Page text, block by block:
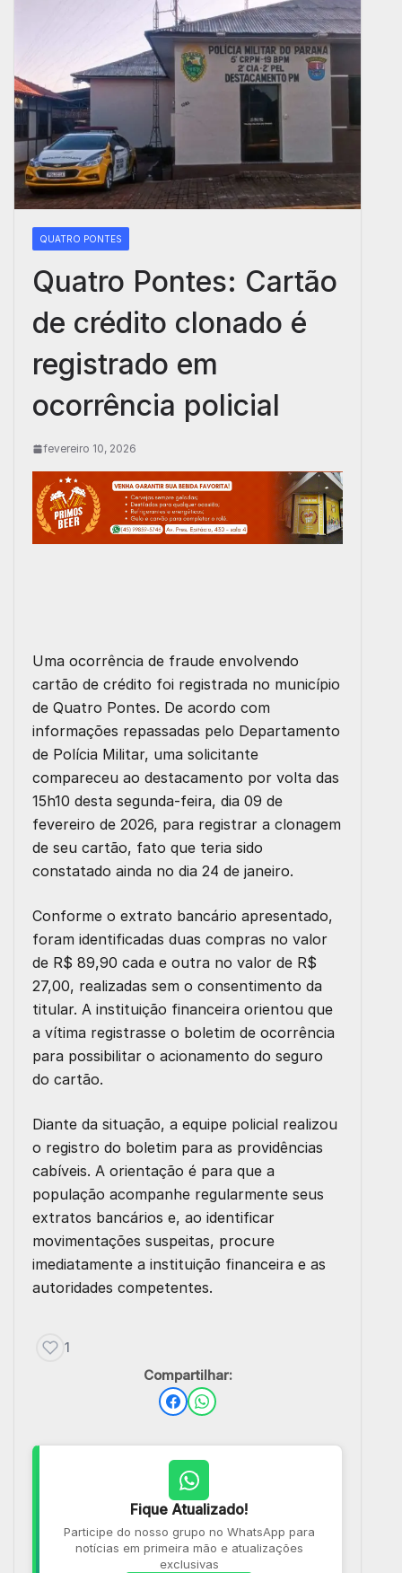
QUATRO PONTES
Quatro Pontes: Cartão
de crédito clonado é
registrado em
ocorrência policial
fevereiro 10, 2026
Uma ocorrência de fraude envolvendo
cartão de crédito foi registrada no município
de Quatro Pontes. De acordo com
informações repassadas pelo Departamento
de Polícia Militar, uma solicitante
compareceu ao destacamento por volta das
15h10 desta segunda-feira, dia 09 de
fevereiro de 2026, para registrar a clonagem
de seu cartão, fato que teria sido
constatado ainda no dia 24 de janeiro.
Conforme o extrato bancário apresentado,
foram identificadas duas compras no valor
de R$ 89,90 cada e outra no valor de R$
27,00, realizadas sem o consentimento da
titular. A instituição financeira orientou que
a vítima registrasse o boletim de ocorrência
para possibilitar o acionamento do seguro
do cartão.
Diante da situação, a equipe policial realizou
o registro do boletim para as providências
cabíveis. A orientação é para que a
população acompanhe regularmente seus
extratos bancários e, ao identificar
movimentações suspeitas, procure
imediatamente a instituição financeira e as
autoridades competentes.
1
Compartilhar:
Fique Atualizado!
Participe do nosso grupo no WhatsApp para
notícias em primeira mão e atualizações
exclusivas